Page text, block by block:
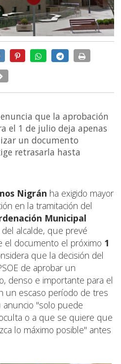
que la aprobación
el 1 de julio deja apenas
un documento
retrasarla hasta
Nigrán ha exigido mayor
en la tramitación del
Municipal
alcalde, que prevé
el documento el próximo 1
que la decisión del
de aprobar un
denso e importante para el
un escaso período de tres
"solo puede
o a que se quiere que
lo máximo posible" antes